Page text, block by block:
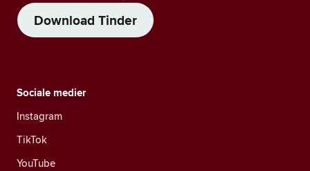
Download Tinder
Sociale medier
Instagram
TikTok
YouTube